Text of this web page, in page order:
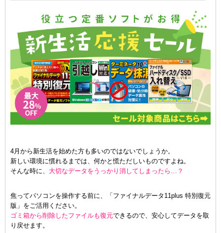
4月から新生活を始めた方も多いのではないでしょうか。
新しい環境に慣れるまでは、何かと慌ただしいものですよね。
そんな時に、 大切なデータをうっかり消してしまったら…？
焦ってパソコンを操作する前に、「ファイナルデータ11plus 特別復元
版」をご活用ください。
ゴミ箱から削除したファイルも復元できるので、安心してデータを取
り戻せます。